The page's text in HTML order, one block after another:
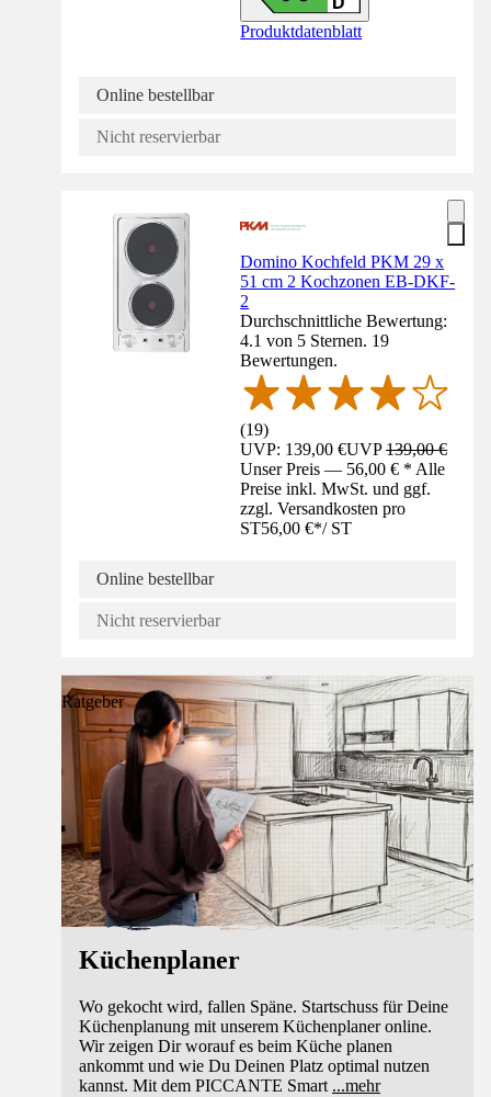
Produktdatenblatt
Online bestellbar
Nicht reservierbar
Domino Kochfeld PKM 29 x
51 cm 2 Kochzonen EB-DKF-
2
Durchschnittliche Bewertung:
4.1 von 5 Sternen. 19
Bewertungen.
(19)
UVP: 139,00 €UVP139,00 €
Unser Preis — 56,00 € * Alle
Preise inkl. MwSt. und ggf.
zzgl. Versandkosten pro
ST56,00 €*/ ST
Online bestellbar
Nicht reservierbar
Ratgeber
Küchenplaner
Wo gekocht wird, fallen Späne. Startschuss für Deine
Küchenplanung mit unserem Küchenplaner online.
Wir zeigen Dir worauf es beim Küche planen
ankommt und wie Du Deinen Platz optimal nutzen
kannst. Mit dem PICCANTE Smart ...mehr